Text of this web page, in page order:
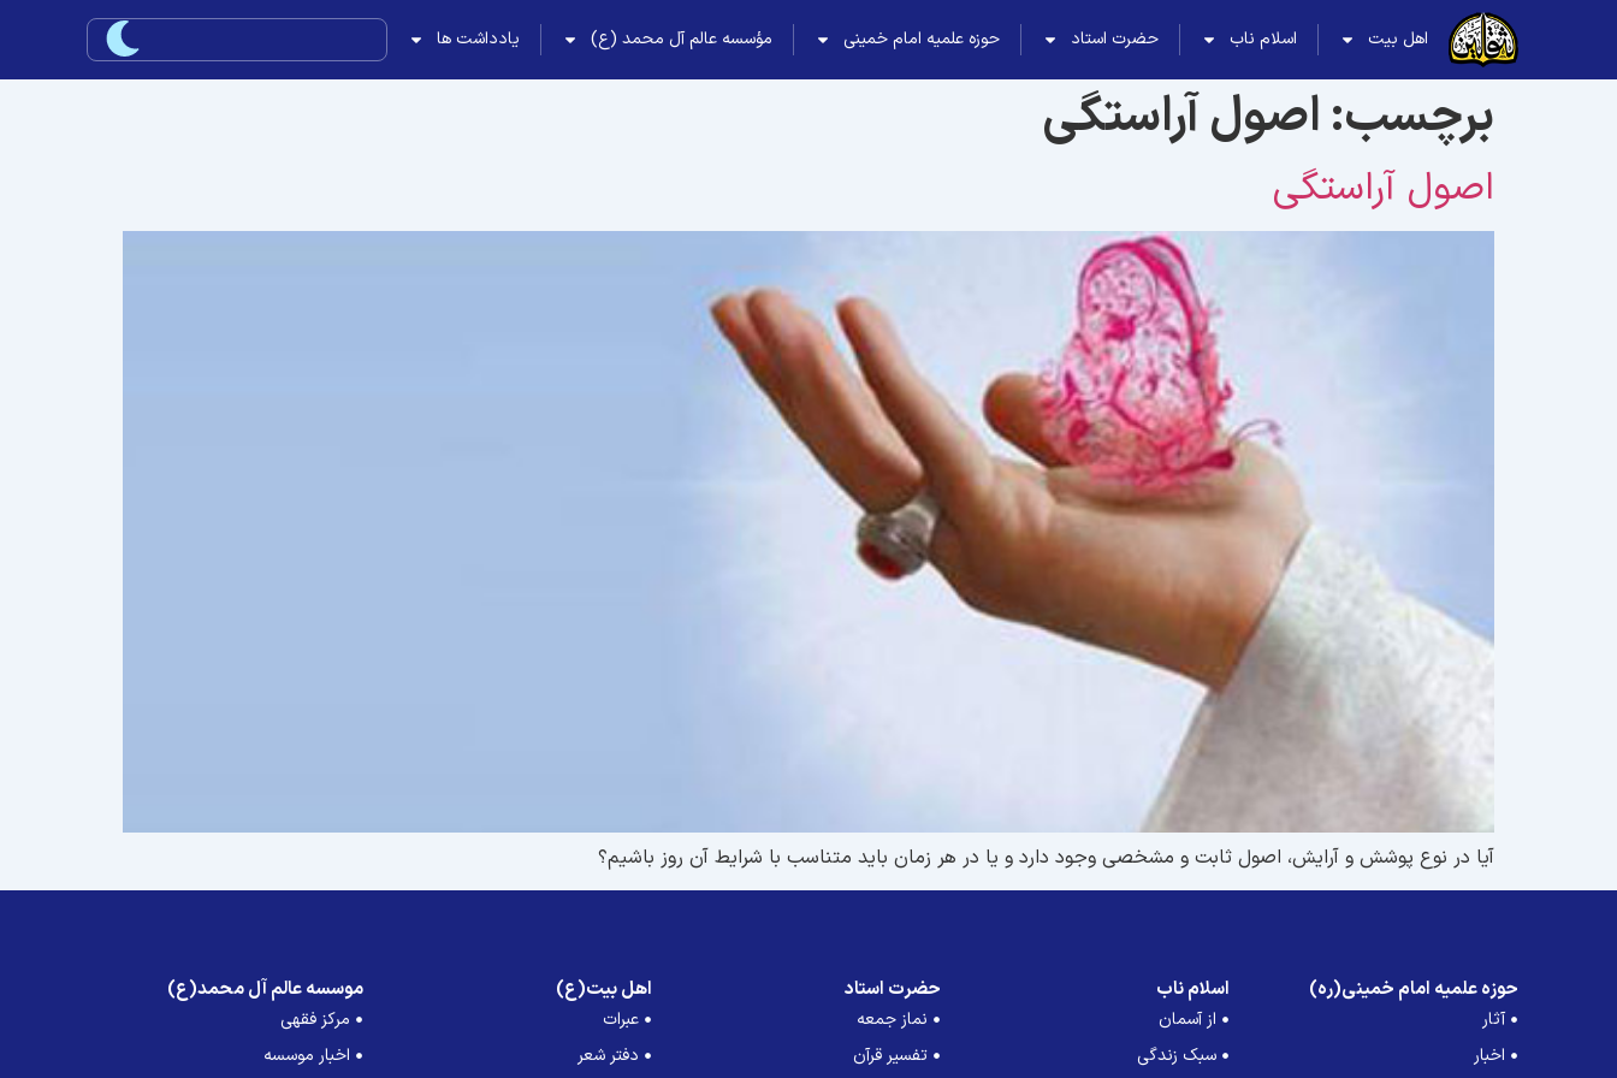
اهل بیت اسلام ناب حضرت استاد حوزه علمیه امام خمینی مؤسسه عالم آل محمد (ع) یادداشت ها
برچسب: اصول آراستگى
اصول آراستگى
آيا در نوع پوشش و آرايش، اصول ثابت و مشخصى وجود دارد و يا در هر زمان بايد متناسب با شرايط آن روز باشيم؟
حوزه علمیه امام خمینی(ره)
آثار
اخبار
اسلام ناب
از آسمان
سبک زندگی
حضرت استاد
نماز جمعه
تفسیر قرآن
اهل بیت(ع)
عبرات
دفتر شعر
موسسه عالم آل محمد(ع)
مرکز فقهی
اخبار موسسه